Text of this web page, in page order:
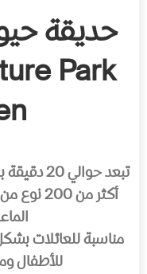
حديقة
Park
تبعد
أكثر من
مناسبة للعائلات
للأطفال